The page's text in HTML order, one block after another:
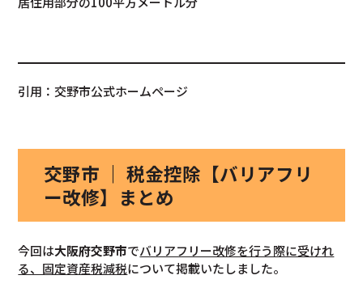
引用：交野市公式ホームページ
交野市 ｜ 税金控除【バリアフリ
ー改修】まとめ
今回は大阪府交野市でバリアフリー改修を行う際に受けれ
る、固定資産税減税について掲載いたしました。